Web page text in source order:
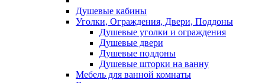
Душевые кабины
Уголки, Ограждения, Двери, Поддоны
Душевые уголки и ограждения
Душевые двери
Душевые поддоны
Душевые шторки на ванну
Мебель для ванной комнаты